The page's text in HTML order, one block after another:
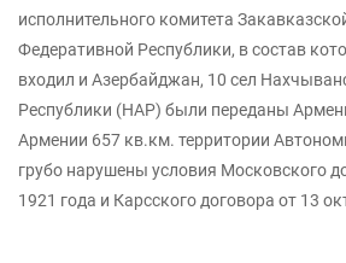
исполнительного комитета
Федеративной Республики, в состав
входил и Азербайджан, 10 сел
Республики (НАР) были переданы
Армении 657 кв.км. территории
грубо нарушены условия Московского
1921 года и Карсского договора от 13